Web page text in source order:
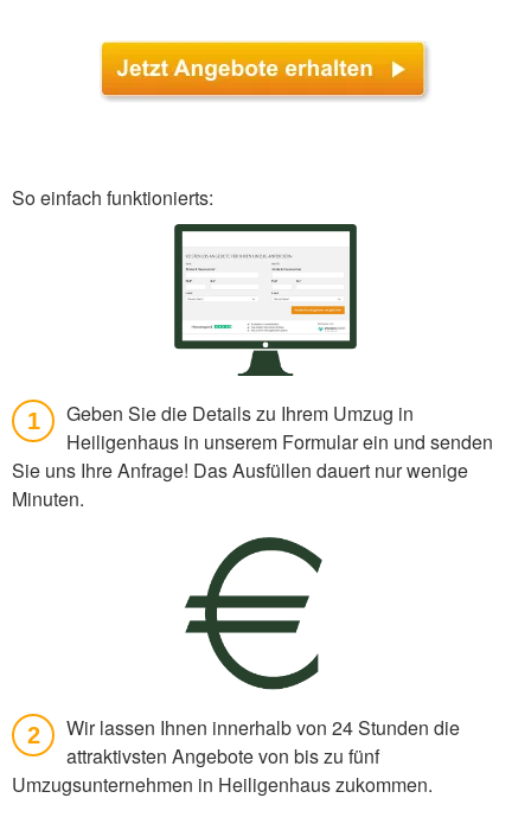
So einfach funktionierts:
1
Geben Sie die Details zu Ihrem Umzug in
Heiligenhaus in unserem Formular ein und senden
Sie uns Ihre Anfrage! Das Ausfüllen dauert nur wenige
Minuten.
2
Wir lassen Ihnen innerhalb von 24 Stunden die
attraktivsten Angebote von bis zu fünf
Umzugsunternehmen in Heiligenhaus zukommen.